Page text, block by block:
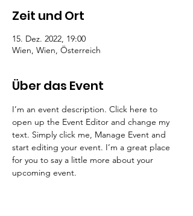
Zeit und Ort
15. Dez. 2022, 19:00
Wien, Wien, Österreich
Über das Event
I’m an event description. Click here to
open up the Event Editor and change my
text. Simply click me, Manage Event and
start editing your event. I’m a great place
for you to say a little more about your
upcoming event.